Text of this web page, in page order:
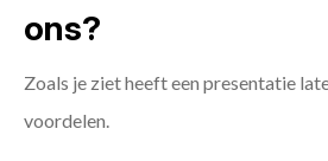
ons?
Zoals je ziet heeft een presentatie
voordelen.